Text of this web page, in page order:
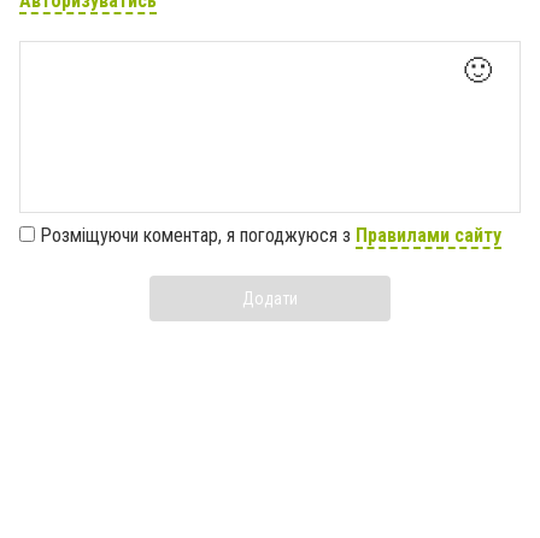
🙂
Розміщуючи коментар, я погоджуюся з Правилами сайту
Додати